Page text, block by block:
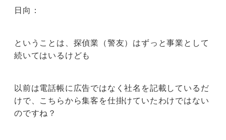
日向：
ということは、探偵業（警友）はずっと事業として
続いてはいるけども
以前は電話帳に広告ではなく社名を記載しているだ
けで、こちらから集客を仕掛けていたわけではない
のですね？